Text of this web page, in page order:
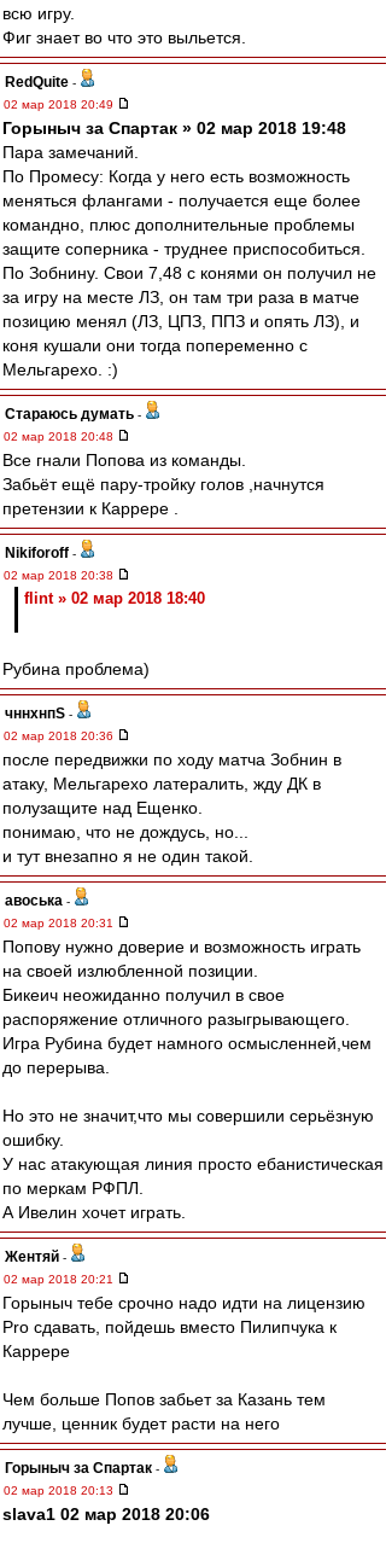
всю игру.
Фиг знает во что это выльется.
RedQuite -
02 мар 2018 20:49
Горыныч за Спартак » 02 мар 2018 19:48
Пара замечаний.
По Промесу: Когда у него есть возможность
меняться флангами - получается еще более
командно, плюс дополнительные проблемы
защите соперника - труднее приспособиться.
По Зобнину. Свои 7,48 с конями он получил не
за игру на месте ЛЗ, он там три раза в матче
позицию менял (ЛЗ, ЦПЗ, ППЗ и опять ЛЗ), и
коня кушали они тогда попеременно с
Мельгарехо. :)
Стараюсь думать -
02 мар 2018 20:48
Все гнали Попова из команды.
Забьёт ещё пару-тройку голов ,начнутся
претензии к Каррере .
Nikiforoff -
02 мар 2018 20:38
flint » 02 мар 2018 18:40
Рубина проблема)
чннхнпS -
02 мар 2018 20:36
после передвижки по ходу матча Зобнин в
атаку, Мельгарехо латералить, жду ДК в
полузащите над Ещенко.
понимаю, что не дождусь, но...
и тут внезапно я не один такой.
авоська -
02 мар 2018 20:31
Попову нужно доверие и возможность играть
на своей излюбленной позиции.
Бикеич неожиданно получил в свое
распоряжение отличного разыгрывающего.
Игра Рубина будет намного осмысленней,чем
до перерыва.
Но это не значит,что мы совершили серьёзную
ошибку.
У нас атакующая линия просто ебанистическая
по меркам РФПЛ.
А Ивелин хочет играть.
Жентяй -
02 мар 2018 20:21
Горыныч тебе срочно надо идти на лицензию
Pro сдавать, пойдешь вместо Пилипчука к
Каррере
Чем больше Попов забьет за Казань тем
лучше, ценник будет расти на него
Горыныч за Спартак -
02 мар 2018 20:13
slava1 02 мар 2018 20:06